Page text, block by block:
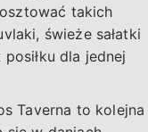
takich
świeże sałatki
dla jednej
Taverna to kolejna